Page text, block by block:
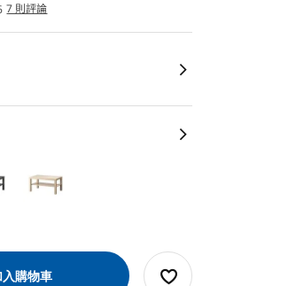
7 則評論
入購物車